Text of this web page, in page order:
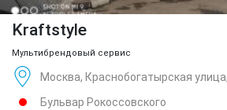
Kraftstyle
Мультибрендовый сервис
Москва, Краснобогатырская
Бульвар Рокоссовского